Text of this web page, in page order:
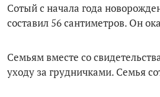
Сотый с начала года
составил 56 сантиметров. Он
Семьям вместе со
уходу за грудничками. Семья